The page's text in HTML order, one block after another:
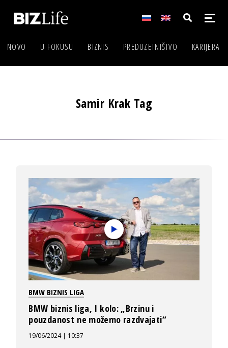
NOVO U FOKUSU BIZNIS PREDUZETNIŠTVO KARIJERA
Samir Krak Tag
BMW BIZNIS LIGA
BMW biznis liga, I kolo: „Brzinu i
pouzdanost ne možemo razdvajati“
19/06/2024 | 10:37